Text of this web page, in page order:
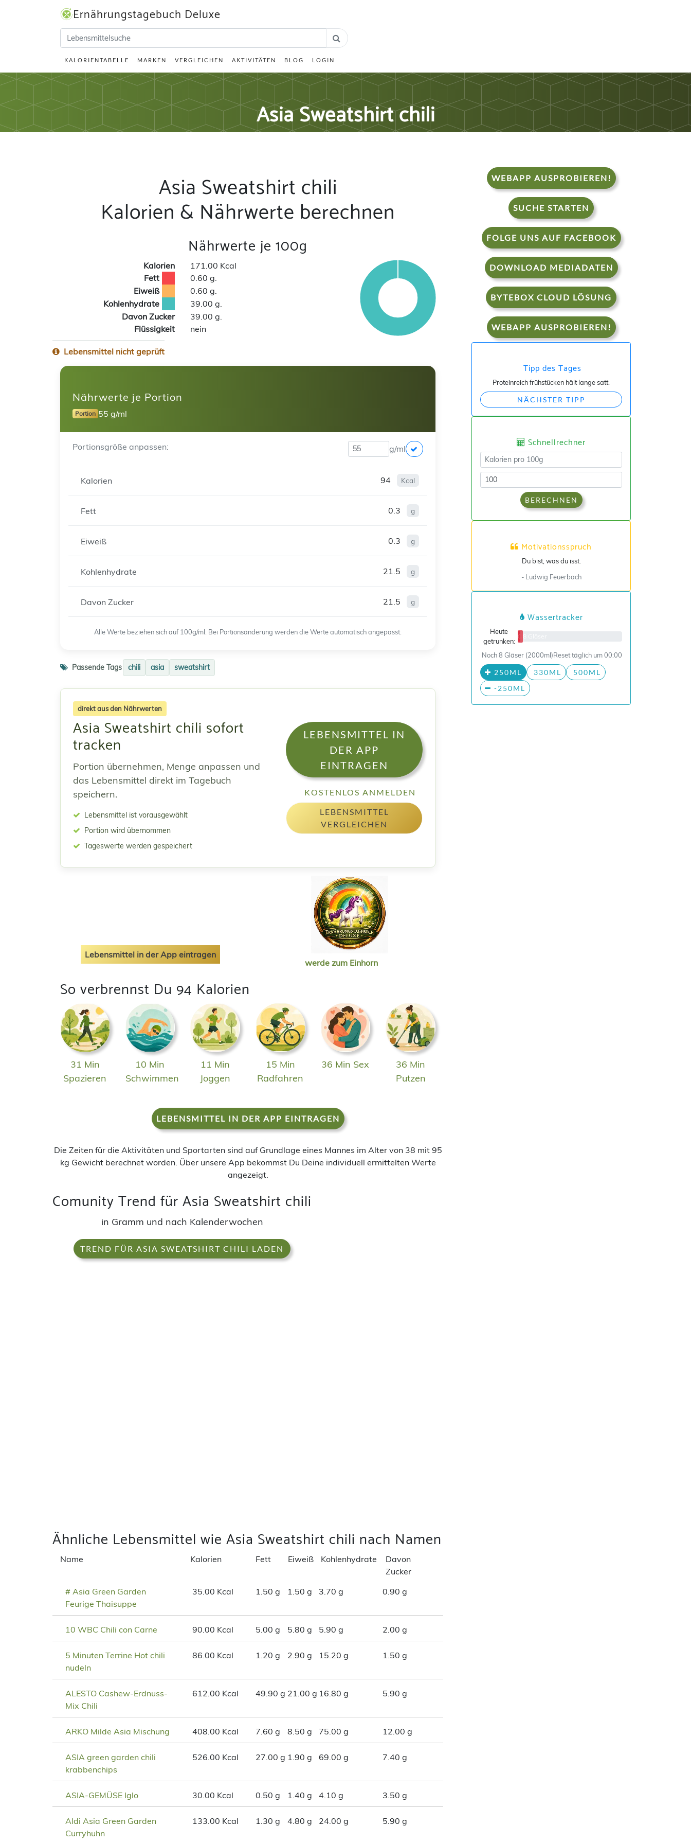
Ernährungstagebuch Deluxe
KALORIENTABELLE MARKEN VERGLEICHEN AKTIVITÄTEN BLOG LOGIN
Asia Sweatshirt chili
Asia Sweatshirt chili
Kalorien & Nährwerte berechnen
Nährwerte je 100g
Kalorien
171.00 Kcal
Fett
0.60 g.
Eiweiß
0.60 g.
Kohlenhydrate
39.00 g.
Davon Zucker
39.00 g.
Flüssigkeit
nein
Lebensmittel nicht geprüft
Nährwerte je Portion
Portion 55 g/ml
Portionsgröße anpassen: g/ml
Kalorien 94 Kcal
Fett 0.3 g
Eiweiß 0.3 g
Kohlenhydrate 21.5 g
Davon Zucker 21.5 g
Alle Werte beziehen sich auf 100g/ml. Bei Portionsänderung werden die Werte automatisch angepasst.
Passende Tags chili asia sweatshirt
direkt aus den Nährwerten
Asia Sweatshirt chili sofort
tracken
Portion übernehmen, Menge anpassen und
das Lebensmittel direkt im Tagebuch
speichern.
Lebensmittel ist vorausgewählt
Portion wird übernommen
Tageswerte werden gespeichert
LEBENSMITTEL IN
DER APP
EINTRAGEN
KOSTENLOS ANMELDEN
LEBENSMITTEL
VERGLEICHEN
Lebensmittel in der App eintragen
werde zum Einhorn
So verbrennst Du 94 Kalorien
31 Min
Spazieren
10 Min
Schwimmen
11 Min
Joggen
15 Min
Radfahren
36 Min Sex
36 Min
Putzen
LEBENSMITTEL IN DER APP EINTRAGEN
Die Zeiten für die Aktivitäten und Sportarten sind auf Grundlage eines Mannes im Alter von 38 mit 95
kg Gewicht berechnet worden. Über unsere App bekommst Du Deine individuell ermittelten Werte
angezeigt.
Comunity Trend für Asia Sweatshirt chili
in Gramm und nach Kalenderwochen
TREND FÜR ASIA SWEATSHIRT CHILI LADEN
Ähnliche Lebensmittel wie Asia Sweatshirt chili nach Namen
Name Kalorien Fett Eiweiß Kohlenhydrate
Davon
Zucker
# Asia Green Garden
Feurige Thaisuppe
35.00 Kcal 1.50 g 1.50 g 3.70 g 0.90 g
10 WBC Chili con Carne 90.00 Kcal 5.00 g 5.80 g 5.90 g 2.00 g
5 Minuten Terrine Hot chili
nudeln
86.00 Kcal 1.20 g 2.90 g 15.20 g 1.50 g
ALESTO Cashew-Erdnuss-
Mix Chili
612.00 Kcal 49.90 g 21.00 g 16.80 g 5.90 g
ARKO Milde Asia Mischung 408.00 Kcal 7.60 g 8.50 g 75.00 g 12.00 g
ASIA green garden chili
krabbenchips
526.00 Kcal 27.00 g 1.90 g 69.00 g 7.40 g
ASIA-GEMÜSE Iglo 30.00 Kcal 0.50 g 1.40 g 4.10 g 3.50 g
Aldi Asia Green Garden
Curryhuhn
133.00 Kcal 1.30 g 4.80 g 24.00 g 5.90 g
WEBAPP AUSPROBIEREN!
SUCHE STARTEN
FOLGE UNS AUF FACEBOOK
DOWNLOAD MEDIADATEN
BYTEBOX CLOUD LÖSUNG
WEBAPP AUSPROBIEREN!
Tipp des Tages
Proteinreich frühstücken hält lange satt.
NÄCHSTER TIPP
Schnellrechner
BERECHNEN
Motivationsspruch
Du bist, was du isst.
- Ludwig Feuerbach
Wassertracker
Heute
getrunken:
0/8 Gläser
Noch 8 Gläser (2000ml)Reset täglich um 00:00
250ML 330ML
500ML
-250ML